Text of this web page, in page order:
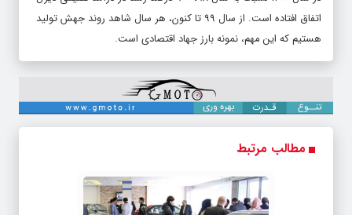
اتفاق افتاده است. از سال ۹۹ تا کنون، هر سال شاهد روند جهش تولید
هستیم که این مهم، نمونه بارز جهاد اقتصادی است.
مطالب مرتبط